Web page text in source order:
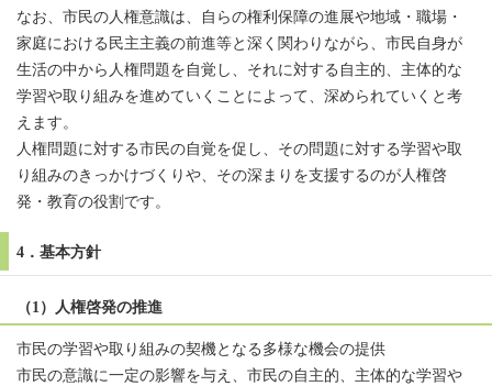
なお、市民の人権意識は、自らの権利保障の進展や地域・職場・
家庭における民主主義の前進等と深く関わりながら、市民自身が
生活の中から人権問題を自覚し、それに対する自主的、主体的な
学習や取り組みを進めていくことによって、深められていくと考
えます。
人権問題に対する市民の自覚を促し、その問題に対する学習や取
り組みのきっかけづくりや、その深まりを支援するのが人権啓
発・教育の役割です。
4．基本方針
（1）人権啓発の推進
市民の学習や取り組みの契機となる多様な機会の提供
市民の意識に一定の影響を与え、市民の自主的、主体的な学習や